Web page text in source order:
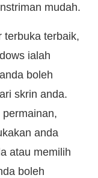
mudah.
terbuka terbaik,
ialah
boleh
skrin anda.
anda
atau memilih
boleh